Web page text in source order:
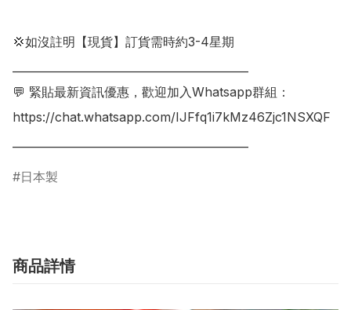
💢如沒註明【現貨】訂貨需時約3-4星期
💬 緊貼最新資訊優惠，歡迎加入Whatsapp群組：
https://chat.whatsapp.com/IJFfq1i7kMz46Zjc1NSXQF
日本製
商品詳情